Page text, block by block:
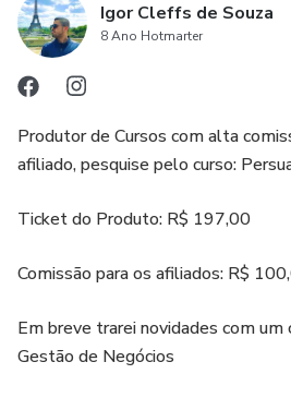
Igor Cleffs de Souza
8 Ano Hotmarter
Produtor de Cursos com alta
afiliado, pesquise pelo curso:
Ticket do Produto: R$ 197,00
Comissão para os afiliados: R$
Em breve trarei novidades com
Gestão de Negócios